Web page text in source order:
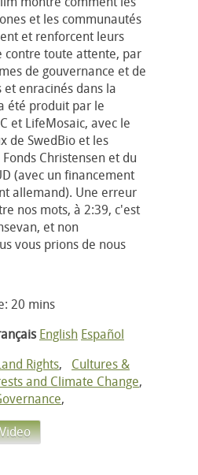
et les communautés
et renforcent leurs
contre toute attente, par
de gouvernance et de
et enracinés dans la
été produit par le
et LifeMosaic, avec le
de SwedBio et les
Christensen et du
(avec un financement
allemand). Une erreur
nos mots, à 2:39, c'est
et non
vous prions de nous
20 mins
English Español
Rights, Cultures &
and Climate Change,
,